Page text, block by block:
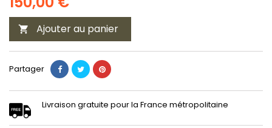
 Ajouter au panier
Partager
Livraison gratuite pour la France métropolitaine